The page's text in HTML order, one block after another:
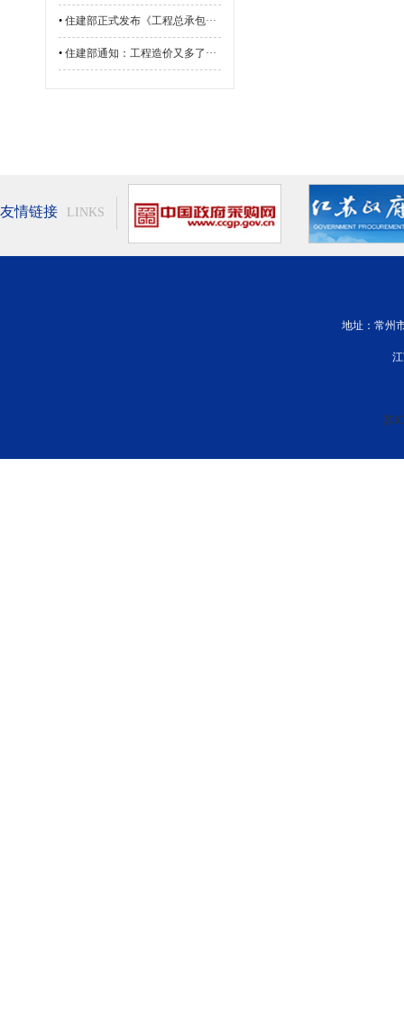
• 住建部正式发布《工程总承包···
• 住建部通知：工程造价又多了···
友情链接 LINKS
地址：常州
苏